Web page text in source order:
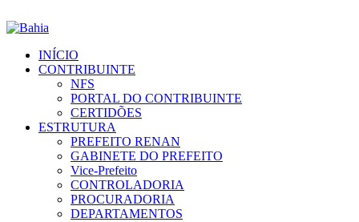
INÍCIO
CONTRIBUINTE
NFS
PORTAL DO CONTRIBUINTE
CERTIDÕES
ESTRUTURA
PREFEITO RENAN
GABINETE DO PREFEITO
Vice-Prefeito
CONTROLADORIA
PROCURADORIA
DEPARTAMENTOS